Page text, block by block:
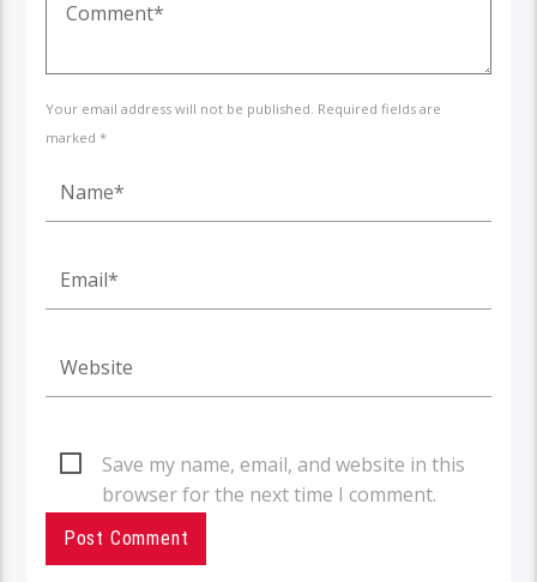
Your email address will not be published. Required fields are
marked *
Save my name, email, and website in this
browser for the next time I comment.